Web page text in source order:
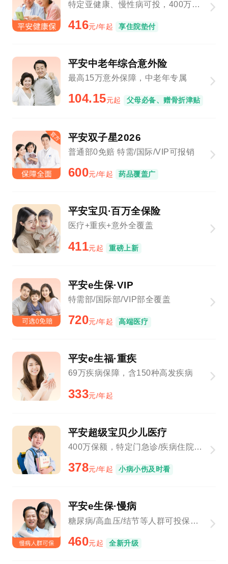
特定亚健康、慢性病可投，400万保障总额
416元/年起 享住院垫付
平安中老年综合意外险
最高15万意外保障，中老年专属
104.15元起 父母必备、赠骨折津贴
平安双子星2026
普通部0免赔 特需/国际/VIP可报销
600元/年起 药品覆盖广
平安宝贝·百万全保险
医疗+重疾+意外全覆盖
411元起 重磅上新
平安e生保·VIP
特需部/国际部/VIP部全覆盖
720元/年起 高端医疗
平安e生福·重疾
69万疾病保障，含150种高发疾病
333元/年起
平安超级宝贝少儿医疗
400万保额，特定门急诊/疾病住院全覆盖
378元/年起 小病小伤及时看
平安e生保·慢病
糖尿病/高血压/结节等人群可投保，新增基因检测、院外购药
460元起 全新升级